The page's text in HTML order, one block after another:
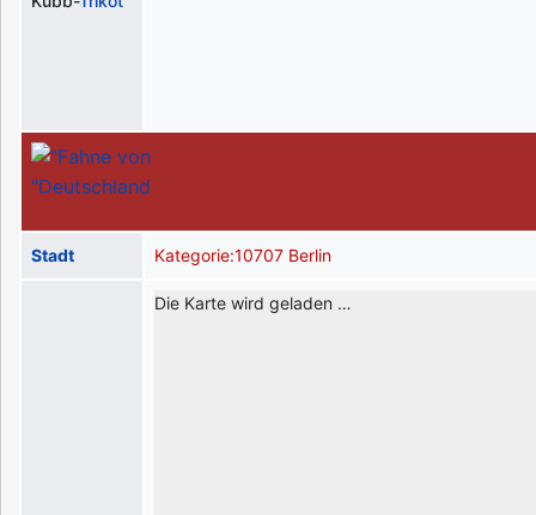
Stadt Kategorie:10707 Berlin
Die Karte wird geladen …